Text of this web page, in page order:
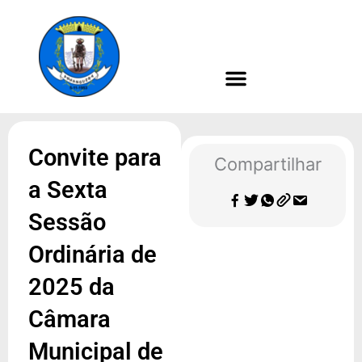
conteúdo
Convite para
a Sexta
Sessão
Ordinária de
2025 da
Câmara
Municipal de
Compartilhar